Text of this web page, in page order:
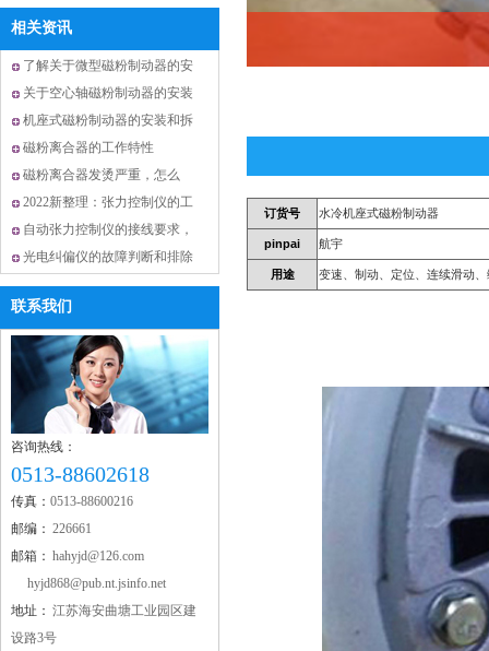
省科技创新先进单位
省优秀科技企业
科技创新先进单位
相关资讯
了解关于微型磁粉制动器的安
装事项
关于空心轴磁粉制动器的安装
注意点，值得一看！
机座式磁粉制动器的安装和拆
卸吗，你了解多少呢？
磁粉离合器的工作特性
磁粉离合器发烫严重，怎么
办？
2022新整理：张力控制仪的工
作原理及分类
自动张力控制仪的接线要求，
不可小觑
光电纠偏仪的故障判断和排除
注意点，了解了吗
联系我们
咨询热线：
0513-88602618
传真： 0513-88600216
邮编： 226661
邮箱： hahyjd@126.com
hyjd868@pub.nt.jsinfo.net
地址： 江苏海安曲塘工业园区建
设路3号
订货号 水冷机座式磁粉制动器
pinpai 航宇
用途 变速、制动、定位、连续滑动